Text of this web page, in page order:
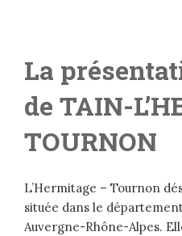
La
de TAIN-
TOURNON
L’Hermitage – Tournon
située dans le
Auvergne-Rhône-Alpes.